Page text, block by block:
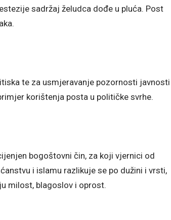
sadržaj želudca dođe u pluća. Post
te za usmjeravanje pozornosti javnosti
korištenja posta u političke svrhe.
bogoštovni čin, za koji vjernici od
i islamu razlikuje se po dužini i vrsti,
milost, blagoslov i oprost.